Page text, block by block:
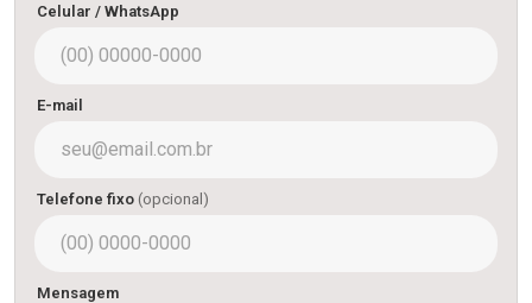
Celular / WhatsApp
E-mail
Telefone fixo (opcional)
Mensagem